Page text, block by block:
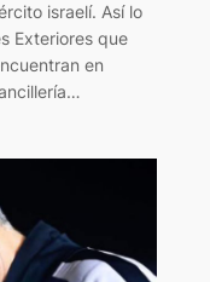
israelí. Así lo
Exteriores que
en